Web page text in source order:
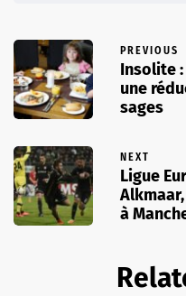
PREVIOUS
Insolite
une
sages
NEXT
Ligue
à